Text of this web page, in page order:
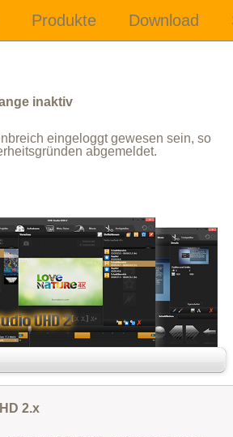
inaktiv
eingeloggt gewesen sein, so
abgemeldet.
2.x